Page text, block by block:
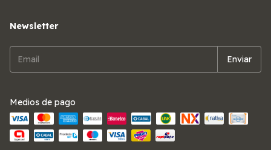
Newsletter
Medios de pago